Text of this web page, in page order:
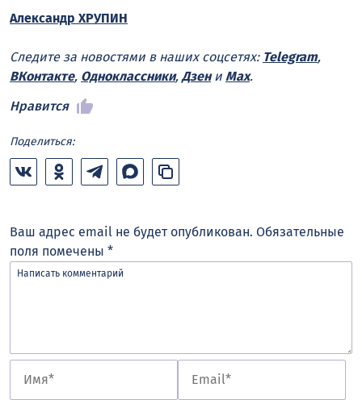
Александр ХРУПИН
Следите за новостями в наших соцсетях: Telegram,
ВКонтакте, Одноклассники, Дзени Max.
Нравится
Поделиться:
Ваш адрес email не будет опубликован. Обязательные
поля помечены *